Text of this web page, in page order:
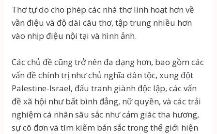
Thơ tự do cho phép các nhà thơ linh hoạt hơn về
vần điệu và độ dài câu thơ, tập trung nhiều hơn
vào nhịp điệu nội tại và hình ảnh.
Các chủ đề cũng trở nên đa dạng hơn, bao gồm các
vấn đề chính trị như chủ nghĩa dân tộc, xung đột
Palestine-Israel, đấu tranh giành độc lập, các vấn
đề xã hội như bất bình đẳng, nữ quyền, và các trải
nghiệm cá nhân sâu sắc như cảm giác tha hương,
sự cô đơn và tìm kiếm bản sắc trong thế giới hiện